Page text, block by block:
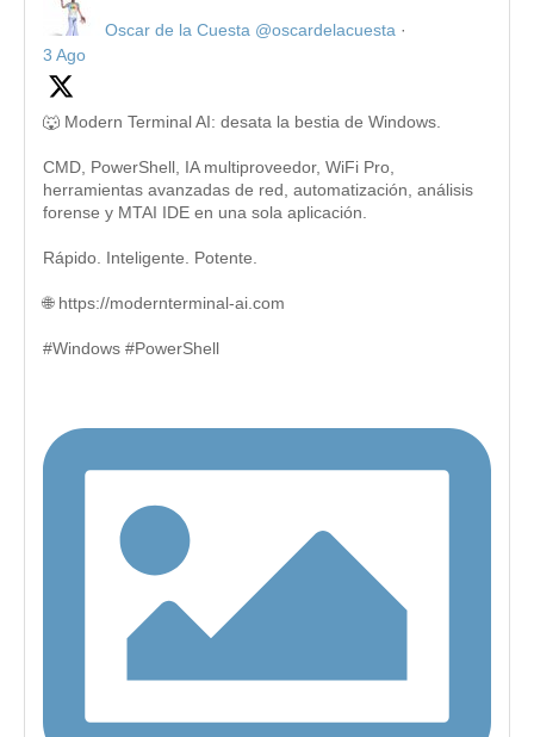
Oscar de la Cuesta @oscardelacuesta ·
3 Ago
🐺 Modern Terminal AI: desata la bestia de Windows.
CMD, PowerShell, IA multiproveedor, WiFi Pro,
herramientas avanzadas de red, automatización, análisis
forense y MTAI IDE en una sola aplicación.
Rápido. Inteligente. Potente.
🌐 https://modernterminal-ai.com
#Windows #PowerShell